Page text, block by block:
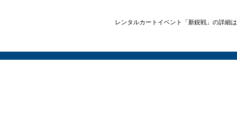
レンタルカートイベント「新鋭戦」の詳細は